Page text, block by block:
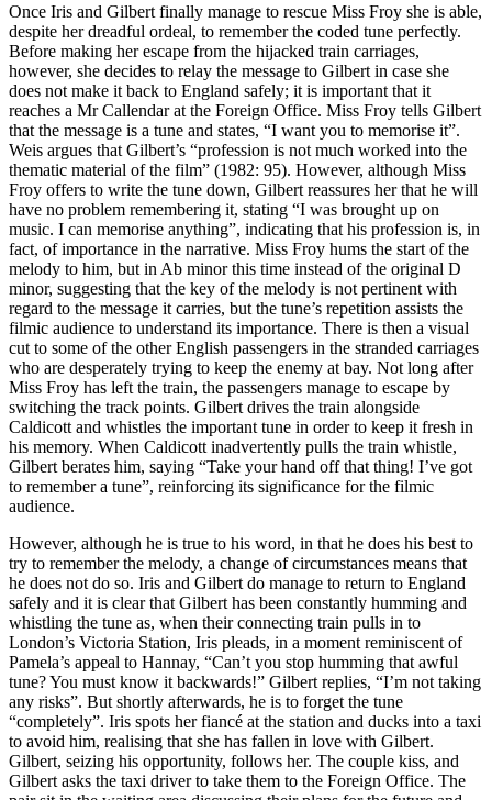
Once Iris and Gilbert finally manage to rescue Miss Froy she is able,
despite her dreadful ordeal, to remember the coded tune perfectly.
Before making her escape from the hijacked train carriages,
however, she decides to relay the message to Gilbert in case she
does not make it back to England safely; it is important that it
reaches a Mr Callendar at the Foreign Office. Miss Froy tells Gilbert
that the message is a tune and states, “I want you to memorise it”.
Weis argues that Gilbert’s “profession is not much worked into the
thematic material of the film” (1982: 95). However, although Miss
Froy offers to write the tune down, Gilbert reassures her that he will
have no problem remembering it, stating “I was brought up on
music. I can memorise anything”, indicating that his profession is, in
fact, of importance in the narrative. Miss Froy hums the start of the
melody to him, but in Ab minor this time instead of the original D
minor, suggesting that the key of the melody is not pertinent with
regard to the message it carries, but the tune’s repetition assists the
filmic audience to understand its importance. There is then a visual
cut to some of the other English passengers in the stranded carriages
who are desperately trying to keep the enemy at bay. Not long after
Miss Froy has left the train, the passengers manage to escape by
switching the track points. Gilbert drives the train alongside
Caldicott and whistles the important tune in order to keep it fresh in
his memory. When Caldicott inadvertently pulls the train whistle,
Gilbert berates him, saying “Take your hand off that thing! I’ve got
to remember a tune”, reinforcing its significance for the filmic
audience.
However, although he is true to his word, in that he does his best to
try to remember the melody, a change of circumstances means that
he does not do so. Iris and Gilbert do manage to return to England
safely and it is clear that Gilbert has been constantly humming and
whistling the tune as, when their connecting train pulls in to
London’s Victoria Station, Iris pleads, in a moment reminiscent of
Pamela’s appeal to Hannay, “Can’t you stop humming that awful
tune? You must know it backwards!” Gilbert replies, “I’m not taking
any risks”. But shortly afterwards, he is to forget the tune
“completely”. Iris spots her fiancé at the station and ducks into a taxi
to avoid him, realising that she has fallen in love with Gilbert.
Gilbert, seizing his opportunity, follows her. The couple kiss, and
Gilbert asks the taxi driver to take them to the Foreign Office. The